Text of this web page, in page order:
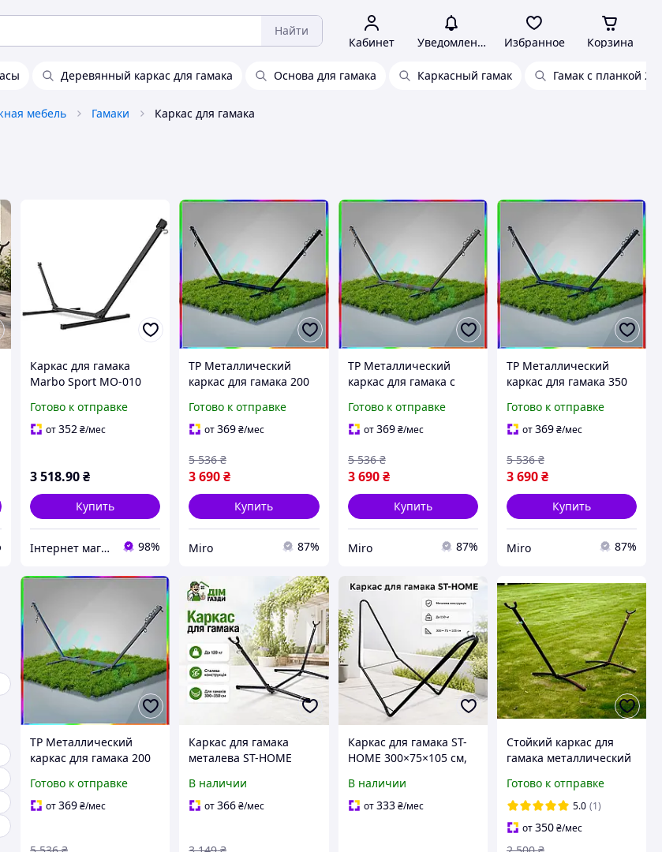
Найти
Кабинет Уведомления Избранное Корзина
Деревянный каркас для гамака Основа для гамака Каркасный гамак Гамак с планкой
мебель Гамаки Каркас для гамака
Каркас для гамака
Marbo Sport MO-010
Готово к отправке
от352₴/мес
3 518.90₴
Купить
Інтернет магазин СпортТочка 98%
TP Металлический
каркас для гамака 200
гарантией 2 года Miro-
ll
Готово к отправке
от369₴/мес
3 690₴
5 536 ₴
Купить
Miro 87%
TP Металлический
каркас для гамака с
200 кг. Miros Luxer
Miro-ll
Готово к отправке
от369 ₴/мес
3 690 ₴
5 536 ₴
Купить
Miro 87%
TP Металлический
каркас для гамака 350
Miros Luxer Miro-ll
Готово к отправке
от369₴/мес
3 690₴
5 536 ₴
Купить
Miro 87%
TP Металлический
каркас для гамака 200
Luxer Miro-ll
Готово к отправке
от369₴/мес
Каркас для гамака
металева ST-HOME
В наличии
от366₴/мес
Каркас для гамака ST-
HOME 300×75×105 см,
кг (дуговий)
В наличии
от333 ₴/мес
Стойкий каркас для
гамака металлический
120 кг) универсальный
прочный
Готово к отправке
5.0 (1)
от350₴/мес